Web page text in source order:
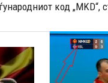
код „MKD“,